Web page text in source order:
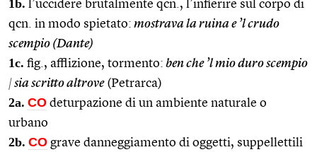
1b. l’uccidere brutalmente qcn., l’infierire sul corpo di
qcn. in modo spietato: mostrava la ruina e ’l crudo
scempio (Dante)
1c. fig., afflizione, tormento: ben che ’l mio duro scempio
|sia scritto altrove(Petrarca)
2a. CO deturpazione di un ambiente naturale o
urbano
2b. CO grave danneggiamento di oggetti, suppellettili